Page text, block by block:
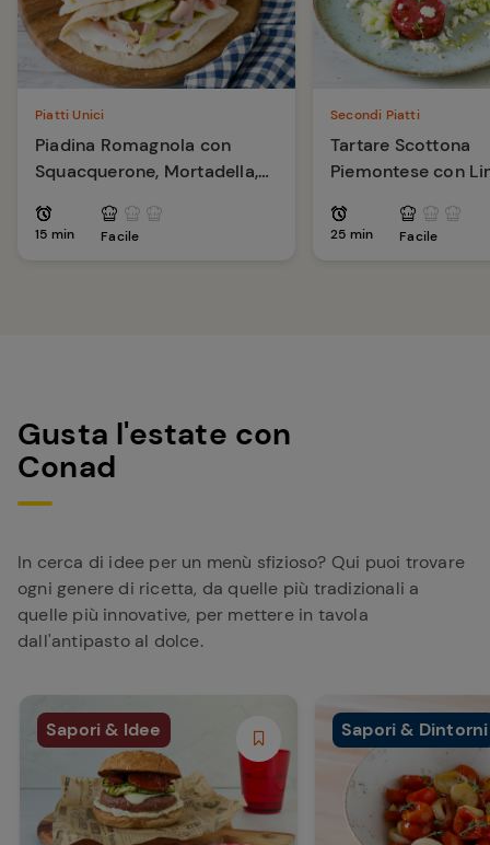
Piatti Unici
Piadina Romagnola con
Squacquerone, Mortadella,
15 min Facile
Secondi Piatti
Tartare Scottona
Piemontese con
25 min Facile
Gusta l'estate con
Conad
In cerca di idee per un menù sfizioso? Qui puoi trovare
ogni genere di ricetta, da quelle più tradizionali a
quelle più innovative, per mettere in tavola
dall'antipasto al dolce.
Sapori & Idee Sapori & Dintorni